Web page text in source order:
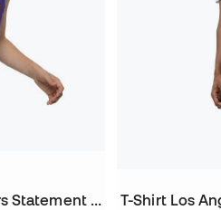
Maillot Los Angeles Lakers Statement Swingman Luka Doncic Niño